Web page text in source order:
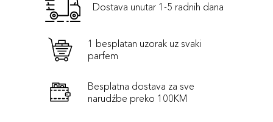
Dostava unutar 1-5 radnih dana
1 besplatan uzorak uz svaki
parfem
Besplatna dostava za sve
narudźbe preko 100KM